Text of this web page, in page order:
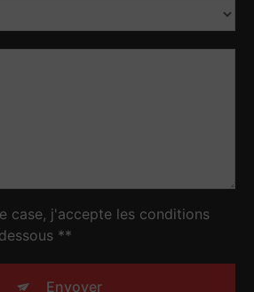
case, j'accepte les conditions
**
Envoyer